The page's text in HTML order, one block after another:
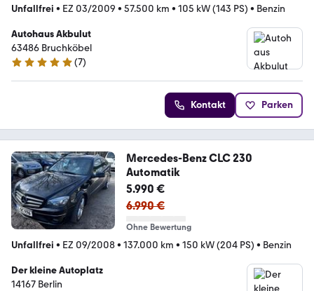
Unfallfrei • EZ 03/2009 • 57.500 km • 105 kW (143 PS) • Benzin
Autohaus Akbulut
63486 Bruchköbel
4.8 Sterne
(7)
Kontakt Parken
Mercedes-Benz CLC 230
Automatik
5.990 €
6.990 €
Ohne Bewertung
Unfallfrei • EZ 09/2008• 137.000 km • 150 kW (204 PS) • Benzin
Der kleine Autoplatz
14167 Berlin